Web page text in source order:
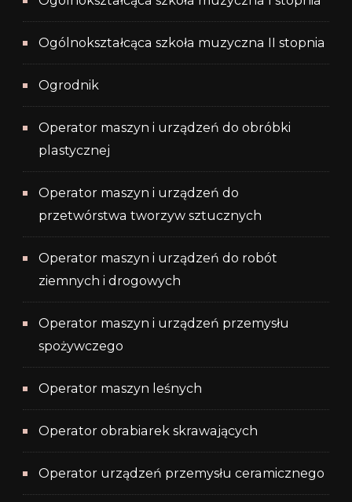
Ogólnokształcąca szkoła muzyczna II stopnia
Ogrodnik
Operator maszyn i urządzeń do obróbki
plastycznej
Operator maszyn i urządzeń do
przetwórstwa tworzyw sztucznych
Operator maszyn i urządzeń do robót
ziemnych i drogowych
Operator maszyn i urządzeń przemysłu
spożywczego
Operator maszyn leśnych
Operator obrabiarek skrawających
Operator urządzeń przemysłu ceramicznego